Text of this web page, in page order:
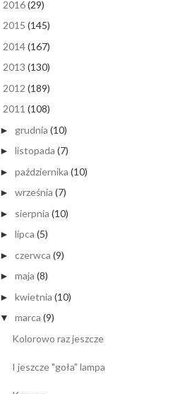
2016(29)
2015 (145)
2014(167)
2013 (130)
2012 (189)
2011 (108)
► grudnia (10)
► listopada (7)
► października (10)
► września (7)
► sierpnia (10)
► lipca (5)
► czerwca (9)
► maja (8)
► kwietnia (10)
▼ marca (9)
Kolorowo raz jeszcze
I jeszcze "goła" lampa